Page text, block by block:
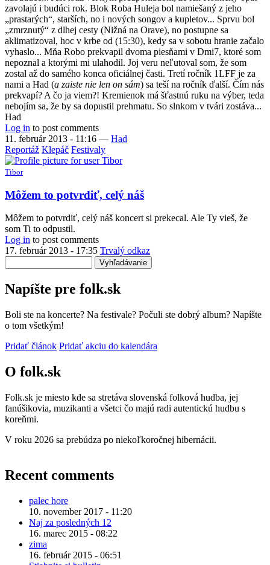
zavolajú i budúci rok. Blok Roba Huleja bol namiešaný z jeho
„prastarých“, starších, no i nových songov a kupletov... Sprvu bol
„zmrznutý“ z dlhej cesty (Nižná na Orave), no postupne sa
aklimatizoval, hoc v krbe od (15:30), kedy sa v sobotu hranie začalo
vyhaslo... Mňa Robo prekvapil dvoma piesňami v Dmi7, ktoré som
nepoznal a ktorými mi ulahodil. Joj veru neľutoval som, že som
zostal až do samého konca oficiálnej časti. Tretí ročník 1LFF je za
nami a Had (a zaiste nie len on sám) sa teší na ročník ďalší. Čím nás
prekvapí? A čo ja viem?! Kremienok má šťastnú ruku na výber, teda
nebojím sa, že by sa dopustil prehmatu. So slnkom v tvári zostáva...
Had
Log in to post comments
11. február 2013 - 11:16 — Had
Reportáž Klepáč Festivaly
Tibor
Môžem to potvrdiť, celý náš
Môžem to potvrdiť, celý náš koncert si prekecal. Ale Ty vieš, že
som Ti to odpustil.
Log in to post comments
17. február 2013 - 17:35 Trvalý odkaz
Napíšte pre folk.sk
Boli ste na koncerte? Na festivale? Počuli ste dobrý album? Napíšte
o tom všetkým!
Pridať článok Pridať akciu do kalendára
O folk.sk
Folk.sk je miesto kde sa stretáva slovenská folková hudba, jej
fanúšikovia, muzikanti a všetci čo majú radi autentickú hudbu s
koreňmi.
V roku 2026 sa prebúdza po niekoľkoročnej hibernácii.
Recent comments
palec hore
10. november 2017 - 11:20
Naj za posledných 12
16. marec 2015 - 08:22
zima
16. február 2015 - 06:51